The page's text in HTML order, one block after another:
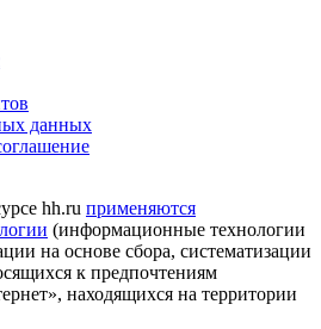
данных
hh.ru применяются
(информационные технологии
на основе сбора, систематизации
к предпочтениям
находящихся на территории